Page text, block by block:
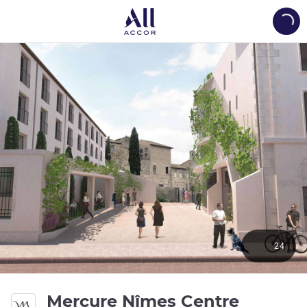
Mercure Nîmes Centre
24